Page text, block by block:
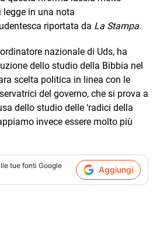
legge in una nota
riportata da La Stampa.
nazionale di Uds, ha
dello studio della Bibbia nel
scelta politica in linea con le
del governo, che si prova a
dello studio delle ‘radici della
invece essere molto più
tue fonti Google
Aggiungi